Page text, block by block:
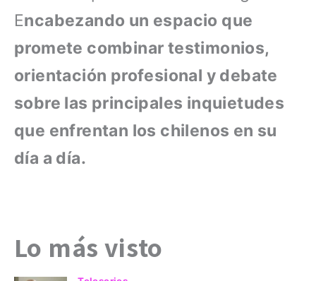
Encabezando un espacio que
promete combinar testimonios,
orientación profesional y debate
sobre las principales inquietudes
que enfrentan los chilenos en su
día a día.
Lo más visto